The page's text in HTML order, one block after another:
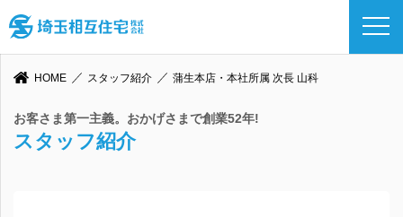
HOME スタッフ紹介 蒲生本店・本社所属 次長 山科
お客さま第一主義。おかげさまで創業52年!
スタッフ紹介